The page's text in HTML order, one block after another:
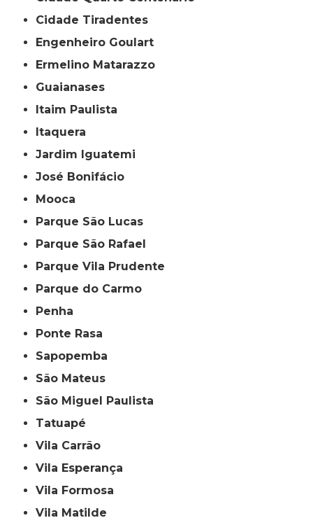
Cidade Tiradentes
Engenheiro Goulart
Ermelino Matarazzo
Guaianases
Itaim Paulista
Itaquera
Jardim Iguatemi
José Bonifácio
Mooca
Parque São Lucas
Parque São Rafael
Parque Vila Prudente
Parque do Carmo
Penha
Ponte Rasa
Sapopemba
São Mateus
São Miguel Paulista
Tatuapé
Vila Carrão
Vila Esperança
Vila Formosa
Vila Matilde